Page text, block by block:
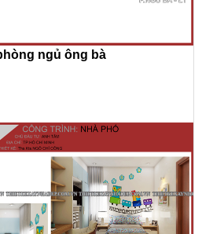
ngủ ông bà